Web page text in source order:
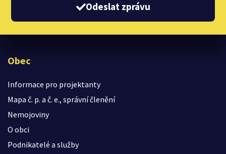
Odeslat zprávu
Obec
Informace pro projektanty
Mapa č. p. a č. e., správní členění
Nemojoviny
O obci
Podnikatelé a služby